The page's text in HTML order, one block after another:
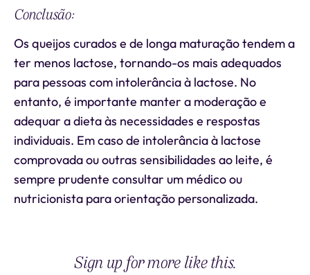
Conclusão:
Os queijos curados e de longa maturação tendem a
ter menos lactose, tornando-os mais adequados
para pessoas com intolerância à lactose. No
entanto, é importante manter a moderação e
adequar a dieta às necessidades e respostas
individuais. Em caso de intolerância à lactose
comprovada ou outras sensibilidades ao leite, é
sempre prudente consultar um médico ou
nutricionista para orientação personalizada.
Sign up for more like this.